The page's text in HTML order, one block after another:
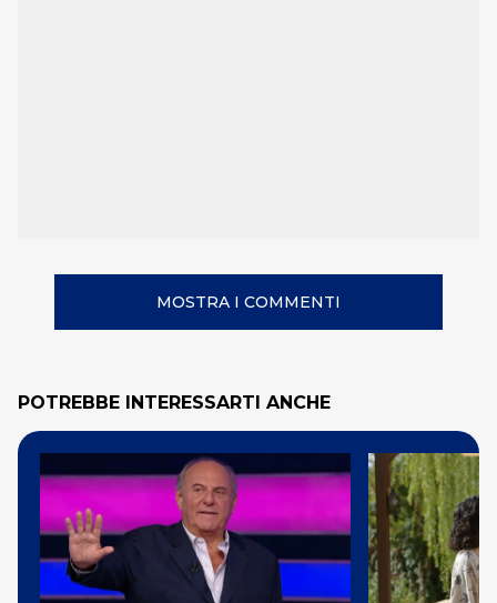
MOSTRA I COMMENTI
POTREBBE INTERESSARTI ANCHE